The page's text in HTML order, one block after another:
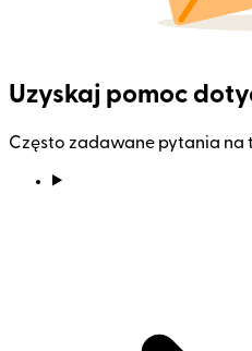
Uzyskaj pomoc
Często zadawane pytania na